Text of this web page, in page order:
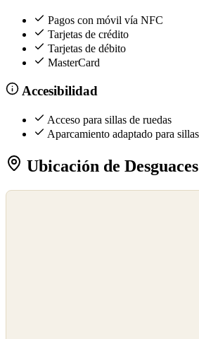
Pagos con móvil vía NFC
Tarjetas de crédito
Tarjetas de débito
MasterCard
Accesibilidad
Acceso para sillas de ruedas
Aparcamiento adaptado para
Ubicación de